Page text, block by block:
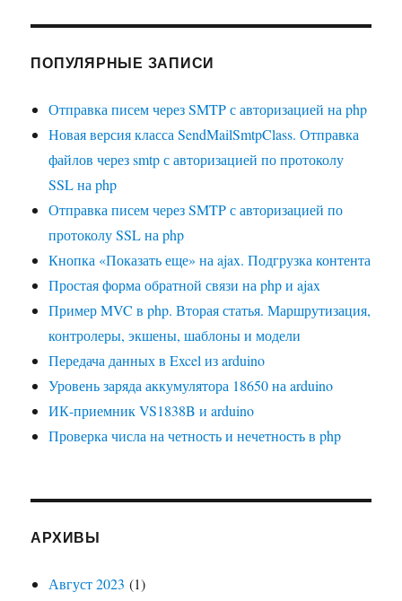
ПОПУЛЯРНЫЕ ЗАПИСИ
Отправка писем через SMTP с авторизацией на php
Новая версия класса SendMailSmtpClass. Отправка
файлов через smtp с авторизацией по протоколу
SSL на php
Отправка писем через SMTP с авторизацией по
протоколу SSL на php
Кнопка «Показать еще» на ajax. Подгрузка контента
Простая форма обратной связи на php и ajax
Пример MVC в php. Вторая статья. Маршрутизация,
контролеры, экшены, шаблоны и модели
Передача данных в Excel из arduino
Уровень заряда аккумулятора 18650 на arduino
ИК-приемник VS1838B и arduino
Проверка числа на четность и нечетность в php
АРХИВЫ
Август 2023 (1)